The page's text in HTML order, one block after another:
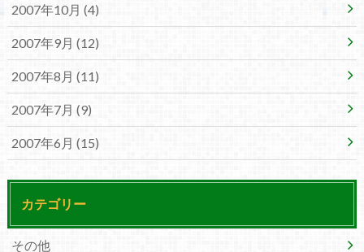
2007年10月 (4)
2007年9月 (12)
2007年8月 (11)
2007年7月 (9)
2007年6月 (15)
カテゴリー
その他